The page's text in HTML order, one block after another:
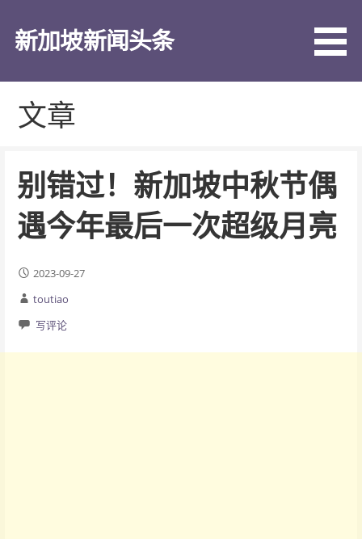
新加坡新闻头条
文章
别错过！新加坡中秋节偶
遇今年最后一次超级月亮
2023-09-27
toutiao
写评论